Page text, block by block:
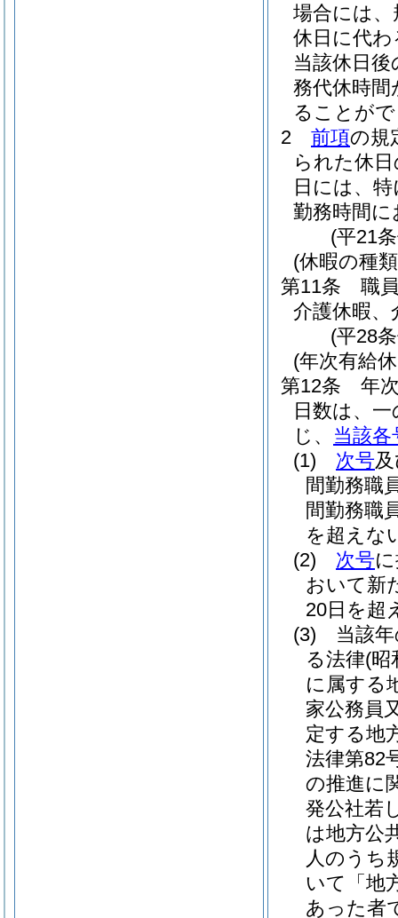
場合には
休日に代わ
当該休日
務代休時
ることが
2
前項の規
られた休
日には、
勤務時間
(平21
(休暇の種
第11条
職
介護休暇、
(平28
(年次有給
第12条
年
日数は、
じ、 当該各
(1)
次号
間勤務職
間勤務職
を超えな
(2)
次号
おいて新
20日を超
(3)
当該
る法律(昭
に属する
家公務員
定する地
法律第82
の推進に
発公社若
は地方公
人のうち
いて「地
あった者